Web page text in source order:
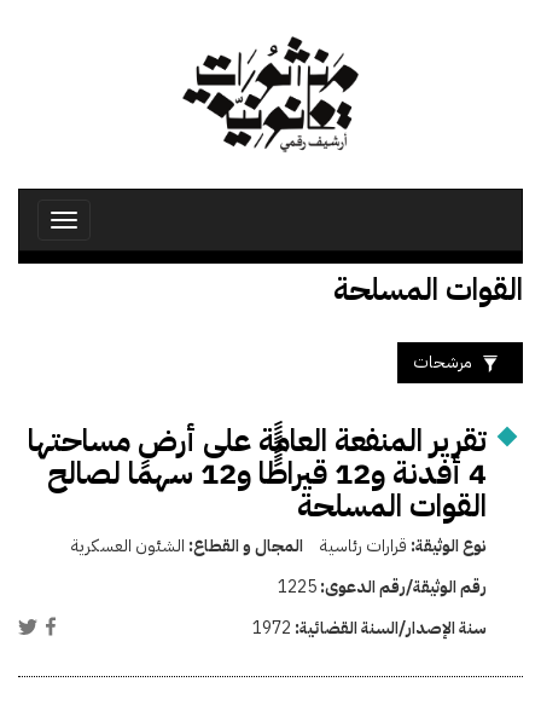
Toggle
القوات المسلحة
مرشحات
تقرير المنفعة العامة على أرض مساحتها
4 أفدنة و12 قيراطًًًًًا و12 سهمًا لصالح
القوات المسلحة
نوع الوثيقة: قرارات رئاسية المجال و القطاع: الشئون العسكرية
رقم الوثيقة/رقم الدعوى:1225
سنة الإصدار/السنة القضائية: 1972